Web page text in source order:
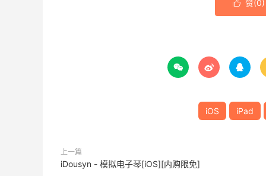
 赞(0)
  
iOS iPad
上一篇
iDousyn - 模拟电子琴[iOS][内购限免]